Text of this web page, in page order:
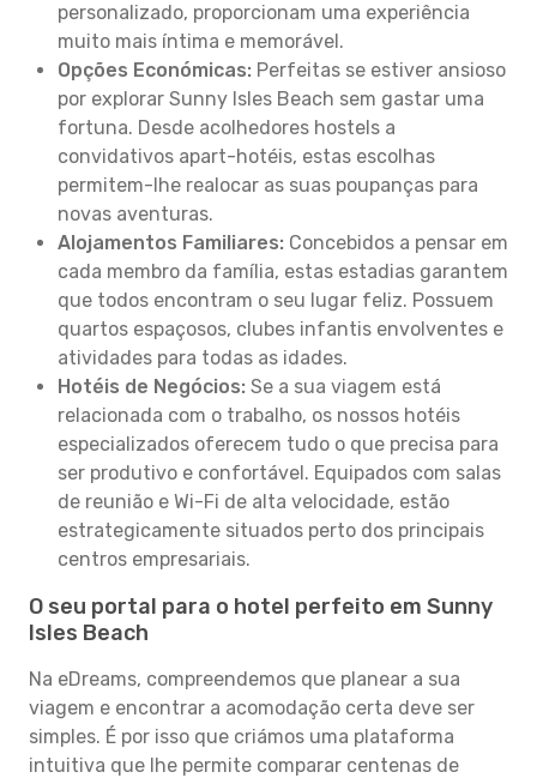
personalizado, proporcionam uma experiência
muito mais íntima e memorável.
Opções Económicas: Perfeitas se estiver ansioso
por explorar Sunny Isles Beach sem gastar uma
fortuna. Desde acolhedores hostels a
convidativos apart-hotéis, estas escolhas
permitem-lhe realocar as suas poupanças para
novas aventuras.
Alojamentos Familiares: Concebidos a pensar em
cada membro da família, estas estadias garantem
que todos encontram o seu lugar feliz. Possuem
quartos espaçosos, clubes infantis envolventes e
atividades para todas as idades.
Hotéis de Negócios: Se a sua viagem está
relacionada com o trabalho, os nossos hotéis
especializados oferecem tudo o que precisa para
ser produtivo e confortável. Equipados com salas
de reunião e Wi-Fi de alta velocidade, estão
estrategicamente situados perto dos principais
centros empresariais.
O seu portal para o hotel perfeito em Sunny
Isles Beach
Na eDreams, compreendemos que planear a sua
viagem e encontrar a acomodação certa deve ser
simples. É por isso que criámos uma plataforma
intuitiva que lhe permite comparar centenas de